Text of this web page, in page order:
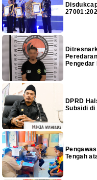
Pengedar
DPRD
Subsidi
Tengah